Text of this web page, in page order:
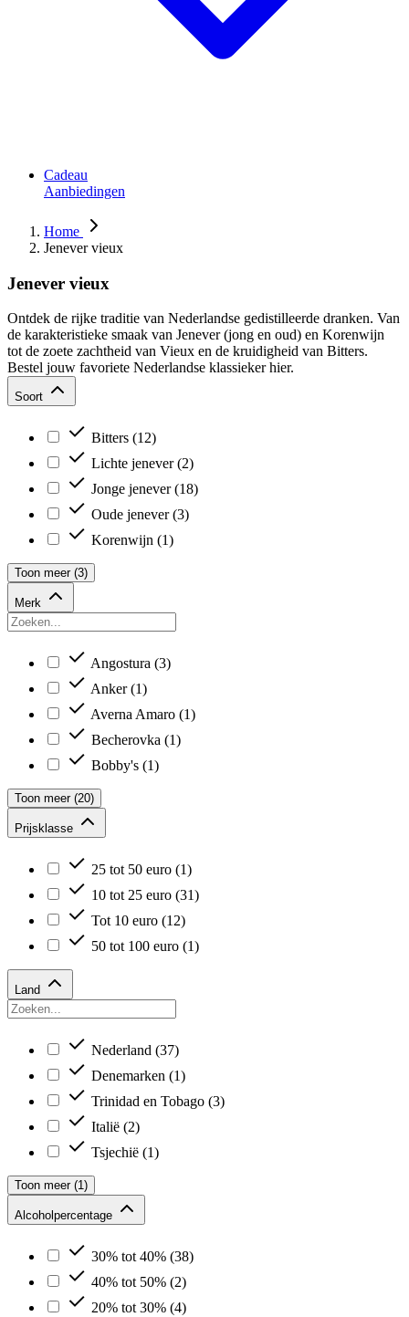
Cadeau
Aanbiedingen
Home
Jenever vieux
Jenever vieux
Ontdek de rijke traditie van Nederlandse gedistilleerde dranken. Van
de karakteristieke smaak van Jenever (jong en oud) en Korenwijn
tot de zoete zachtheid van Vieux en de kruidigheid van Bitters.
Bestel jouw favoriete Nederlandse klassieker hier.
Soort
Bitters (12)
Lichte jenever(2)
Jonge jenever(18)
Oude jenever(3)
Korenwijn (1)
Toon meer (3)
Merk
Angostura (3)
Anker(1)
Averna Amaro (1)
Becherovka (1)
Bobby's (1)
Toon meer (20)
Prijsklasse
25 tot 50 euro (1)
10 tot 25 euro (31)
Tot 10 euro (12)
50 tot 100 euro (1)
Land
Nederland (37)
Denemarken (1)
Trinidad en Tobago (3)
Italië (2)
Tsjechië (1)
Toon meer (1)
Alcoholpercentage
30% tot 40% (38)
40% tot 50% (2)
20% tot 30% (4)